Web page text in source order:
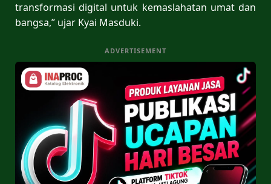
transformasi digital untuk kemaslahatan umat dan
bangsa,” ujar Kyai Masduki.
ADVERTISEMENT